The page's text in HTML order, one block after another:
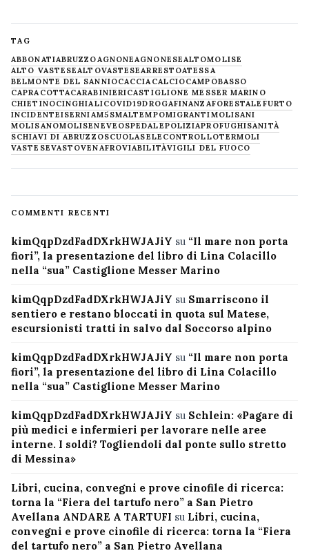
TAG
ABBONATIABRUZZOAGNONEAGNONESEALTOMOLISE
ALTO VASTESEALTOVASTESEARRESTOATESSA
BELMONTE DEL SANNIOCACCIACALCIOCAMPOBASSO
CAPRACOTTACARABINIERICASTIGLIONE MESSER MARINO
CHIETINOCINGHIALICOVID19DROGAFINANZAFORESTALE FURTO
INCIDENTEISERNIAM5SMALTEMPOMIGRANTIMOLISANI
MOLISANOMOLISENEVE OSPEDALEPOLIZIAPROFUGHISANITÀ
SCHIAVI DI ABRUZZOSCUOLASELECONTROLLOTERMOLI
VASTESEVASTOVENAFROVIABILITÀVIGILI DEL FUOCO
COMMENTI RECENTI
kimQqpDzdFadDXrkHWJAJiY su “Il mare non porta
fiori”, la presentazione del libro di Lina Colacillo
nella “sua” Castiglione Messer Marino
kimQqpDzdFadDXrkHWJAJiY su Smarriscono il
sentiero e restano bloccati in quota sul Matese,
escursionisti tratti in salvo dal Soccorso alpino
kimQqpDzdFadDXrkHWJAJiY su “Il mare non porta
fiori”, la presentazione del libro di Lina Colacillo
nella “sua” Castiglione Messer Marino
kimQqpDzdFadDXrkHWJAJiY su Schlein: «Pagare di
più medici e infermieri per lavorare nelle aree
interne. I soldi? Togliendoli dal ponte sullo stretto
di Messina»
Libri, cucina, convegni e prove cinofile di ricerca:
torna la “Fiera del tartufo nero” a San Pietro
Avellana ANDARE A TARTUFI su Libri, cucina,
convegni e prove cinofile di ricerca: torna la “Fiera
del tartufo nero” a San Pietro Avellana